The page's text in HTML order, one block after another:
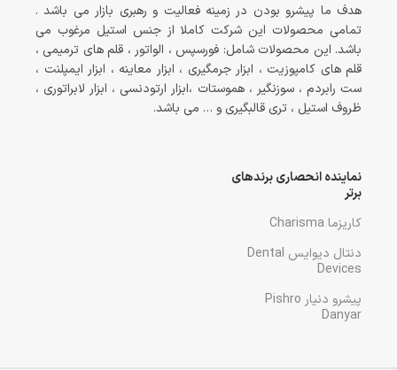
هدف ما پیشرو بودن در زمینه فعالیت و رهبری بازار می باشد .
تمامی محصولات این شرکت کاملا از جنس استیل مرغوب می
باشد. این محصولات شامل: فورسپس ، الواتور ، قلم های ترمیمی ،
قلم های کامپوزیت ، ابزار جرمگیری ، ابزار معاینه ، ابزار ایمپلنت ،
ست رابردم ، سوزنگیر ، هموستات ،ابزار ارتودنسی ، ابزار لابراتوری ،
ظروف استیل ، تری قالبگیری و … می باشد.
نماینده انحصاری برندهای
برتر
کاریزما Charisma
دنتال دیوایس Dental
Devices
پیشرو دنیار Pishro
Danyar